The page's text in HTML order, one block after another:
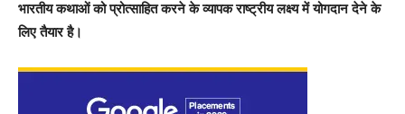
भारतीय कथाओं को प्रोत्साहित करने के व्यापक राष्ट्रीय लक्ष्य में योगदान देने के
लिए तैयार है।